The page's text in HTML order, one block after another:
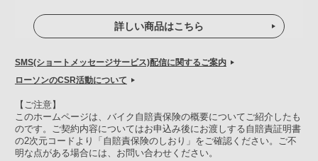
詳しい商品はこちら
SMS(ショートメッセージサービス)配信に関するご案内
ローソンのCSR活動について
【ご注意】
このホームページは、バイク自賠責保険の概要についてご紹介したも
のです。ご契約内容についてはお申込み後にお渡しする自賠責証明書
の2次元コードより「自賠責保険のしおり」をご確認ください。ご不
明な点がある場合には、お問い合わせください。